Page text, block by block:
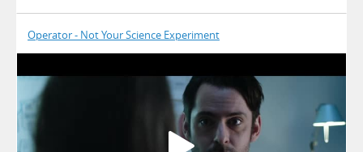
Operator - Not Your Science Experiment